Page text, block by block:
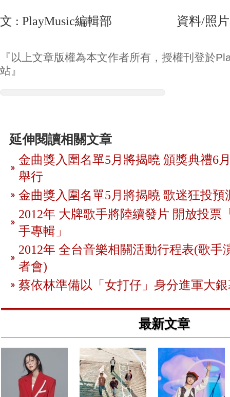
文 : PlayMusic編輯部 資料/照片
『以上文章版權為本文作者所有，授權刊登於
站』
延伸閱讀相關文章
金曲獎入圍名單5月將揭曉 頒獎典禮6
舉行
金曲獎入圍名單5月將揭曉 歌迷狂投預
2012年 大牌歌手將陸續發片 開放投票
手專輯」
2012年 全台音樂相關活動行程表(歌手
者會)
蔡依林準備以「女打仔」身分進軍大
最新文章